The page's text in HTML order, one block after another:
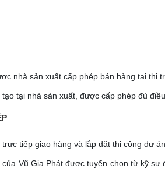
nhà sản xuất cấp phép bán hàng tại thị
tại nhà sản xuất, được cấp phép đủ
tiếp giao hàng và lắp đặt thi công dự
Vũ Gia Phát được tuyển chọn từ kỹ